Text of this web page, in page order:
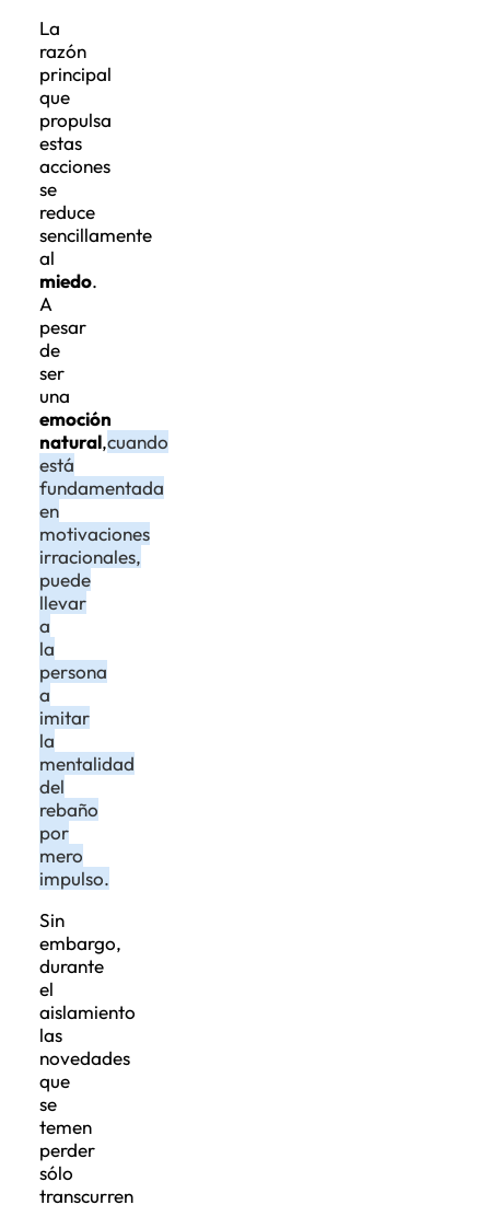
La
razón
principal
que
propulsa
estas
acciones
se
reduce
sencillamente
al
miedo.
A
pesar
de
ser
una
emoción
natural,cuando
está
fundamentada
en
motivaciones
irracionales,
puede
llevar
a
la
persona
a
imitar
la
mentalidad
del
rebaño
por
mero
impulso.
Sin
embargo,
durante
el
aislamiento
las
novedades
que
se
temen
perder
sólo
transcurren